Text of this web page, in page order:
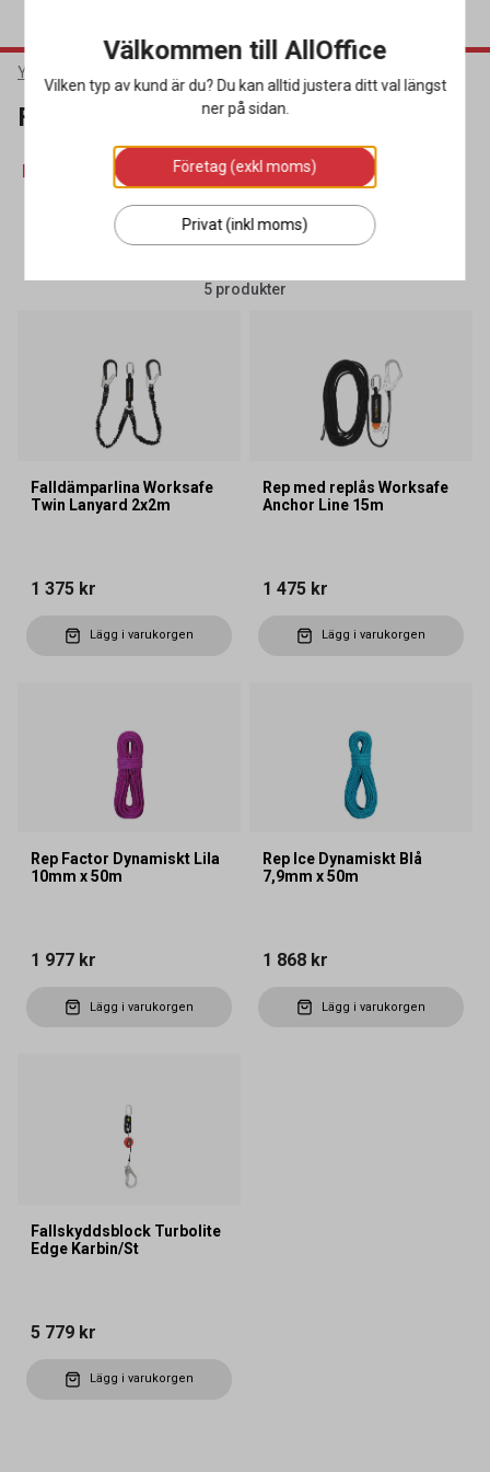
Yrkeskläder & Skydd
Falldämparlinor
Falldämparlinor (5) Fallskyddsselar Karbinhakar
SORTERA FILTRERA
5 produkter
Falldämparlina Worksafe
Twin Lanyard 2x2m
1 375 kr
Lägg i varukorgen
Rep med replås Worksafe
Anchor Line 15m
1 475 kr
Lägg i varukorgen
Rep Factor Dynamiskt Lila
10mm x 50m
1 977 kr
Lägg i varukorgen
Rep Ice Dynamiskt Blå
7,9mm x 50m
1 868 kr
Lägg i varukorgen
Fallskyddsblock Turbolite
Edge Karbin/St
5 779 kr
Lägg i varukorgen
Välkommen till AllOffice
Vilken typ av kund är du? Du kan alltid justera ditt val längst
ner på sidan.
Företag (exkl moms)
Privat (inkl moms)